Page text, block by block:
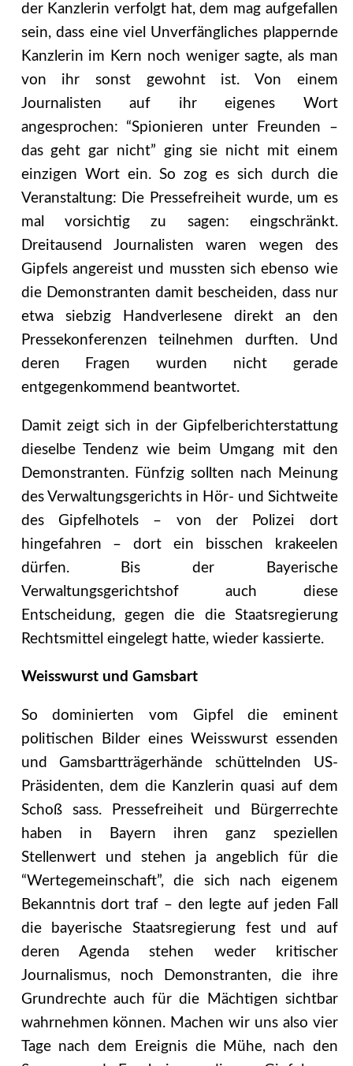
der Kanzlerin verfolgt hat, dem mag aufgefallen
sein, dass eine viel Unverfängliches plappernde
Kanzlerin im Kern noch weniger sagte, als man
von ihr sonst gewohnt ist. Von einem
Journalisten auf ihr eigenes Wort
angesprochen: “Spionieren unter Freunden –
das geht gar nicht” ging sie nicht mit einem
einzigen Wort ein. So zog es sich durch die
Veranstaltung: Die Pressefreiheit wurde, um es
mal vorsichtig zu sagen: eingschränkt.
Dreitausend Journalisten waren wegen des
Gipfels angereist und mussten sich ebenso wie
die Demonstranten damit bescheiden, dass nur
etwa siebzig Handverlesene direkt an den
Pressekonferenzen teilnehmen durften. Und
deren Fragen wurden nicht gerade
entgegenkommend beantwortet.
Damit zeigt sich in der Gipfelberichterstattung
dieselbe Tendenz wie beim Umgang mit den
Demonstranten. Fünfzig sollten nach Meinung
des Verwaltungsgerichts in Hör- und Sichtweite
des Gipfelhotels – von der Polizei dort
hingefahren – dort ein bisschen krakeelen
dürfen. Bis der Bayerische
Verwaltungsgerichtshof auch diese
Entscheidung, gegen die die Staatsregierung
Rechtsmittel eingelegt hatte, wieder kassierte.
Weisswurst und Gamsbart
So dominierten vom Gipfel die eminent
politischen Bilder eines Weisswurst essenden
und Gamsbartträgerhände schüttelnden US-
Präsidenten, dem die Kanzlerin quasi auf dem
Schoß sass. Pressefreiheit und Bürgerrechte
haben in Bayern ihren ganz speziellen
Stellenwert und stehen ja angeblich für die
“Wertegemeinschaft”, die sich nach eigenem
Bekanntnis dort traf – den legte auf jeden Fall
die bayerische Staatsregierung fest und auf
deren Agenda stehen weder kritischer
Journalismus, noch Demonstranten, die ihre
Grundrechte auch für die Mächtigen sichtbar
wahrnehmen können. Machen wir uns also vier
Tage nach dem Ereignis die Mühe, nach den